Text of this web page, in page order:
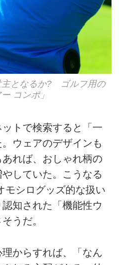
主となるか? ゴルフ用の
コンポ」
トで検索すると「一
ウェアのデザインも
れば、おしゃれ柄の
していた。こうなる
モシログッズ的な扱い
知された「機能性ウ
うだ。
からすれば、「なん